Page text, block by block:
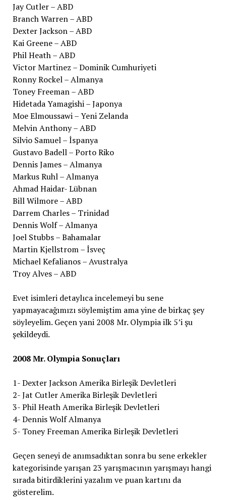
Jay Cutler – ABD
Branch Warren – ABD
Dexter Jackson – ABD
Kai Greene – ABD
Phil Heath – ABD
Victor Martinez – Dominik Cumhuriyeti
Ronny Rockel – Almanya
Toney Freeman – ABD
Hidetada Yamagishi – Japonya
Moe Elmoussawi – Yeni Zelanda
Melvin Anthony – ABD
Silvio Samuel – İspanya
Gustavo Badell – Porto Riko
Dennis James – Almanya
Markus Ruhl – Almanya
Ahmad Haidar- Lübnan
Bill Wilmore – ABD
Darrem Charles – Trinidad
Dennis Wolf – Almanya
Joel Stubbs – Bahamalar
Martin Kjellstrom – İsveç
Michael Kefalianos – Avustralya
Troy Alves – ABD
Evet isimleri detaylıca incelemeyi bu sene
yapmayacağımızı söylemiştim ama yine de birkaç şey
söyleyelim. Geçen yani 2008 Mr. Olympia ilk 5’i şu
şekildeydi.
2008 Mr. Olympia Sonuçları
1- Dexter Jackson Amerika Birleşik Devletleri
2- Jat Cutler Amerika Birleşik Devletleri
3- Phil Heath Amerika Birleşik Devletleri
4- Dennis Wolf Almanya
5- Toney Freeman Amerika Birleşik Devletleri
Geçen seneyi de anımsadıktan sonra bu sene erkekler
kategorisinde yarışan 23 yarışmacının yarışmayı hangi
sırada bitirdiklerini yazalım ve puan kartını da
gösterelim.